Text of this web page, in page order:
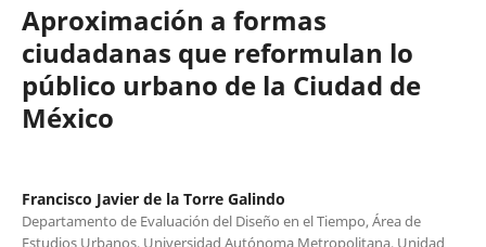
Aproximación a formas
ciudadanas que reformulan lo
público urbano de la Ciudad de
México
Francisco Javier de la Torre Galindo
Departamento de Evaluación del Diseño en el Tiempo, Área de
Estudios Urbanos, Universidad Autónoma Metropolitana, Unidad